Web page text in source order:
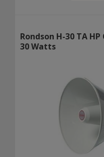
Rondson H-30 TA
30 Watts